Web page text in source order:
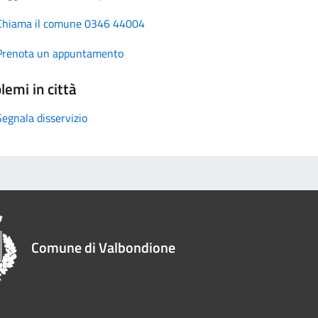
il comune 0346 44004
un appuntamento
in città
disservizio
Comune di Valbondione